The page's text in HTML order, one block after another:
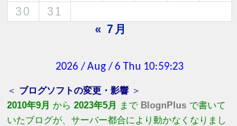
30
31
« 7月
＜ ブログソフトの変更・影響 ＞
2010年9月 から 2023年5月 まで BlognPlus で書いて
いたブログが、サーバー都合により動かなくなりまし